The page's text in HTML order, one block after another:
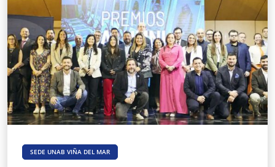
SEDE UNAB VIÑA DEL MAR